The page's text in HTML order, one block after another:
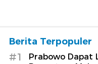
Berita Terpopuler
#1
Prabowo Dapat